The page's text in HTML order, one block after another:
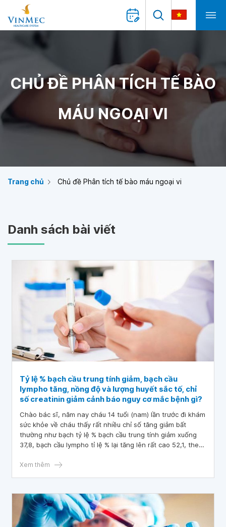
CHỦ ĐỀ PHÂN TÍCH TẾ BÀO
MÁU NGOẠI VI
Trang chủ Chủ đề Phân tích tế bào máu ngoại vi
Danh sách bài viết
Tỷ lệ % bạch cầu trung tính giảm, bạch cầu
lympho tăng, nồng độ và lượng huyết sắc tố, chỉ
số creatinin giảm cảnh báo nguy cơ mắc bệnh gì?
Chào bác sĩ, năm nay cháu 14 tuổi (nam) lần trước đi khám
sức khỏe về cháu thấy rất nhiều chỉ số tăng giảm bất
thường như bạch tỷ lệ % bạch cầu trung tính giảm xuống
37,8, bạch cầu lympho tỉ lệ % lại tăng lên rất cao 52,1, theo
chỉ số creatinin cũng giảm nhiều xuống mức 52. Vậy bác sĩ
creatinin giảm cảnh báo nguy cơ mắc bệnh gì ạ? Cảm ơn
bác sĩ rất nhiều!
Xem thêm